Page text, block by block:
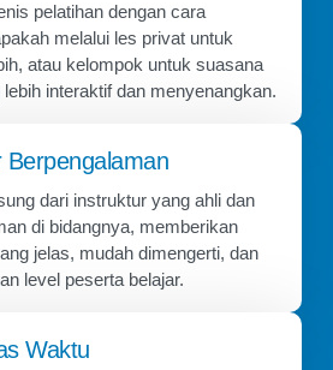
pelatihan dengan cara
melalui les privat untuk
atau kelompok untuk suasana
lebih interaktif dan menyenangkan.
Berpengalaman
dari instruktur yang ahli dan
di bidangnya, memberikan
jelas, mudah dimengerti, dan
level peserta belajar.
Waktu